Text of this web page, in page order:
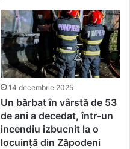
14 decembrie 2025
Un bărbat în vârstă de 53
de ani a decedat, într-un
incendiu izbucnit la o
locuință din Zăpodeni